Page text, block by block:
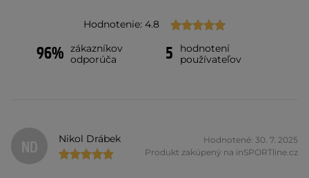
Hodnotenie: 4.8
96% zákazníkov
odporúča
5
hodnotení
používateľov
ND Nikol Drábek
Hodnotené: 30. 7. 2025
Produkt zakúpený na inSPORTline.cz